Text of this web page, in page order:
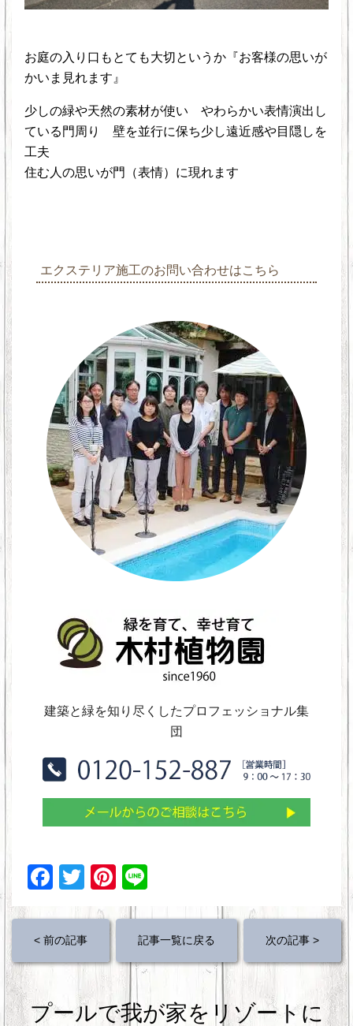
お庭の入り口もとても大切というか『お客様の思いが
かいま見れます』
少しの緑や天然の素材が使い やわらかい表情演出し
ている門周り 壁を並行に保ち少し遠近感や目隠しを
工夫
住む人の思いが門（表情）に現れます
エクステリア施工のお問い合わせはこちら
建築と緑を知り尽くしたプロフェッショナル集
団
F
c
e
o
T
wi
tt
er
Pi
nt
er
st
e
< 前の記事 記事一覧に戻る 次の記事 >
プールで我が家をリゾートに